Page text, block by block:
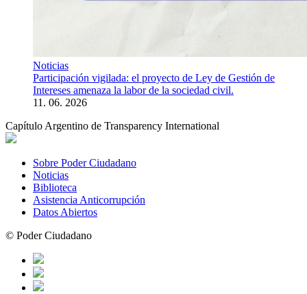
Noticias
Participación vigilada: el proyecto de Ley de Gestión de
Intereses amenaza la labor de la sociedad civil.
11. 06. 2026
Capítulo Argentino de Transparency International
Sobre Poder Ciudadano
Noticias
Biblioteca
Asistencia Anticorrupción
Datos Abiertos
© Poder Ciudadano